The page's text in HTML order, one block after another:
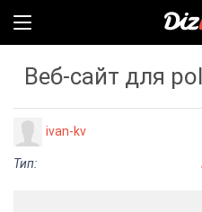
Веб-сайт для
ivan-kv
Тип: